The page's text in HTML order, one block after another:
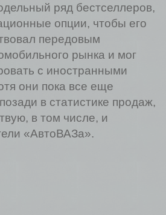
ряд бестселлеров,
опции, чтобы его
передовым
рынка и мог
с иностранными
они пока все еще
в статистике продаж,
в том числе, и
«АвтоВАЗа».